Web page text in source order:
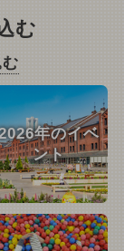
む
年のイベ
ント